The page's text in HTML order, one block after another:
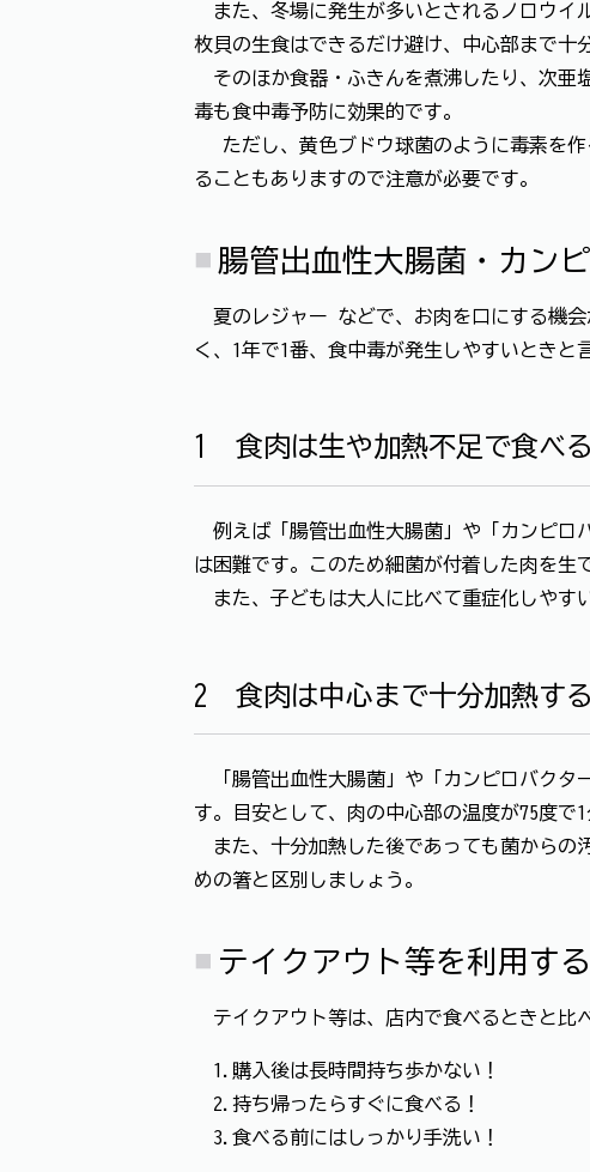
また、冬場に発生が多いとされるノロウイ
枚貝の生食はできるだけ避け、中心部まで十
そのほか食器・ふきんを煮沸したり、次亜
毒も食中毒予防に効果的です。
ただし、黄色ブドウ球菌のように毒素を作
ることもありますので注意が必要です。
腸管出血性大腸菌・カン
夏のレジャー などで、お肉を口にする機会
く、1年で1番、食中毒が発生しやすいときと
1 食肉は生や加熱不足で食べ
例えば「腸管出血性大腸菌」や「カンピロ
は困難です。このため細菌が付着した肉を生
また、子どもは大人に比べて重症化しやす
2 食肉は中心まで十分加熱す
「腸管出血性大腸菌」や「カンピロバクタ
す。目安として、肉の中心部の温度が75度で
また、十分加熱した後であっても菌からの
めの箸と区別しましょう。
テイクアウト等を利用す
テイクアウト等は、店内で食べるときと比
1.購入後は長時間持ち歩かない！
2.持ち帰ったらすぐに食べる！
3.食べる前にはしっかり手洗い！